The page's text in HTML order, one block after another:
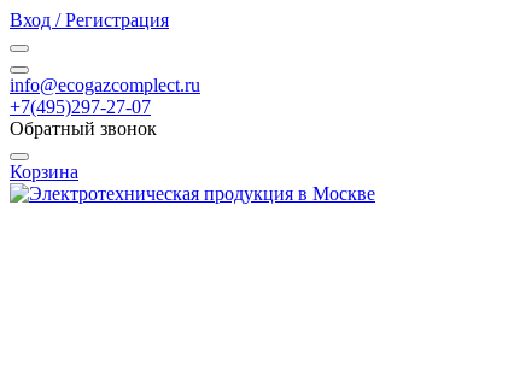
Вход / Регистрация
info@ecogazcomplect.ru
+7(495)297-27-07
Обратный звонок
Корзина